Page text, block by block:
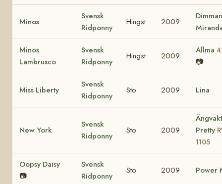
Minos
Svensk
Ridponny
Hingst 2009
Minos
Lambrusco
Svensk
Ridponny
Hingst 2009
Allma
📷
Miss Liberty
Svensk
Ridponny
Sto 2009 Lina
New York
Svensk
Ridponny
Sto 2009
Pretty
1105
Oopsy Daisy
📷
Svensk
Ridponny
Sto 2009 Power